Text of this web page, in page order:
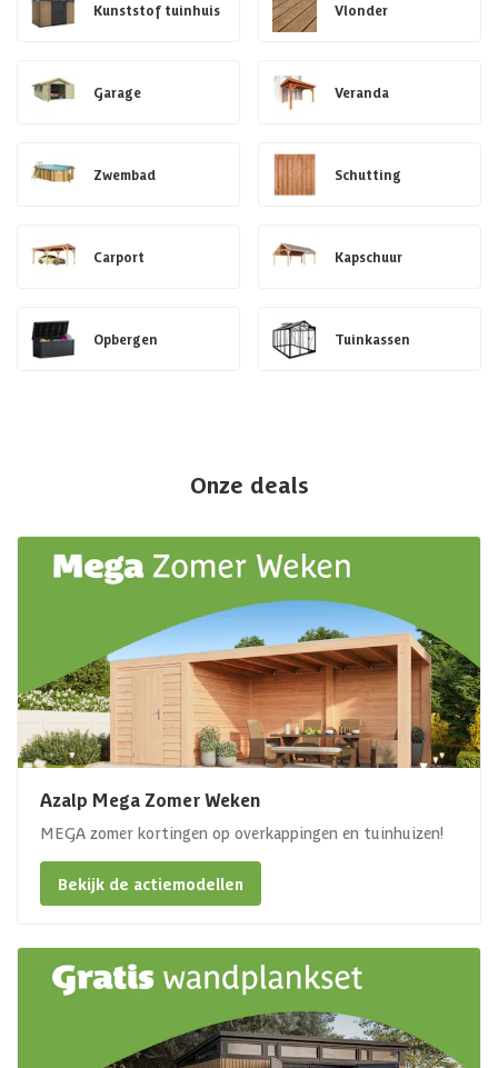
Kunststof tuinhuis Vlonder
Garage Veranda
Zwembad Schutting
Carport Kapschuur
Opbergen Tuinkassen
Onze deals
Azalp Mega Zomer Weken
MEGA zomer kortingen op overkappingen en tuinhuizen!
Bekijk de actiemodellen